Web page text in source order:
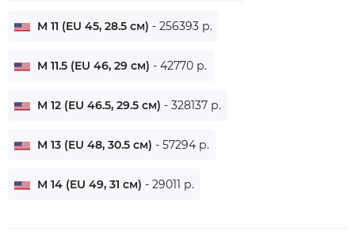
M 11 (EU 45, 28.5 см) - 256393 р.
M 11.5 (EU 46, 29 см) - 42770 р.
M 12 (EU 46.5, 29.5 см) - 328137 р.
M 13 (EU 48, 30.5 см) - 57294 р.
M 14 (EU 49, 31 см) - 29011 р.